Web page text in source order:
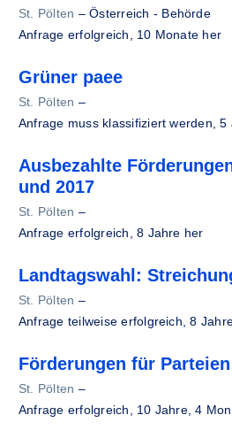
St. Pölten –Österreich - Behörde
Anfrage erfolgreich, 10 Monate her
Grüner paee
St. Pölten –
Anfrage muss klassifiziert werden,5
Ausbezahlte
und 2017
St. Pölten –
Anfrage erfolgreich,8 Jahre her
Landtagswahl:
St. Pölten –
Anfrage teilweise erfolgreich,8
Förderungen für
St. Pölten –
Anfrage erfolgreich, 10 Jahre, 4